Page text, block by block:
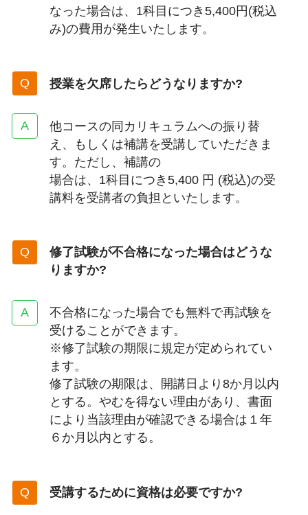
なった場合は、1科目につき5,400円(税込
み)の費用が発生いたします。
授業を欠席したらどうなりますか?
他コースの同カリキュラムへの振り替
え、もしくは補講を受講していただきま
す。ただし、補講の
場合は、1科目につき5,400 円 (税込)の受
講料を受講者の負担といたします。
修了試験が不合格になった場合はどうな
りますか?
不合格になった場合でも無料で再試験を
受けることができます。
※修了試験の期限に規定が定められてい
ます。
修了試験の期限は、開講日より8か月以内
とする。やむを得ない理由があり、書面
により当該理由が確認できる場合は１年
６か月以内とする。
受講するために資格は必要ですか?